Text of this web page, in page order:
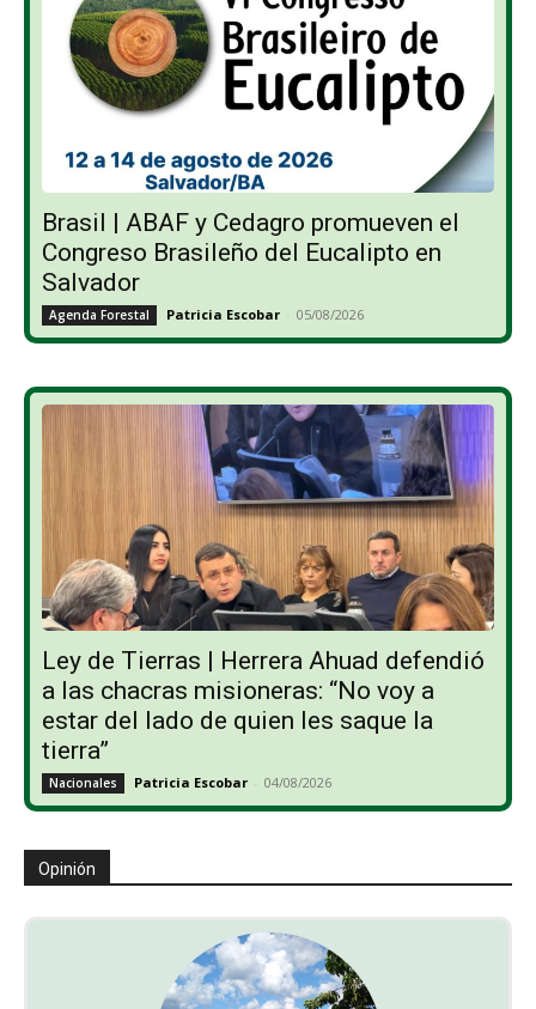
Brasil | ABAF y Cedagro promueven el
Congreso Brasileño del Eucalipto en
Salvador
Agenda Forestal Patricia Escobar - 05/08/2026
Ley de Tierras | Herrera Ahuad defendió
a las chacras misioneras: “No voy a
estar del lado de quien les saque la
tierra”
Nacionales Patricia Escobar - 04/08/2026
Opinión